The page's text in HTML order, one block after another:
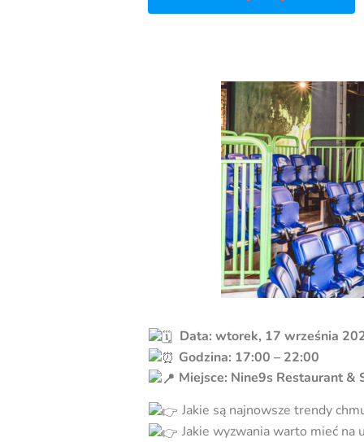
Data: wtorek, 17 września
Godzina: 17:00 – 22:00
Miejsce: Nine9s Restaurant
Jakie są najnowsze trendy
Jakie wyzwania warto mieć na